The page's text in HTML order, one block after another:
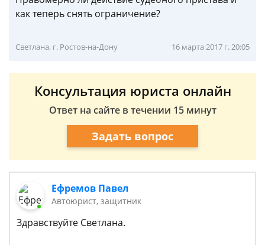
как теперь снять ограничение?
Светлана, г. Ростов-на-Дону 16 марта 2017 г. 20:05
Консультация юриста онлайн
Ответ на сайте в течении 15 минут
Задать вопрос
Ефремов Павел
Автоюрист, защитник
Здравствуйте Светлана.